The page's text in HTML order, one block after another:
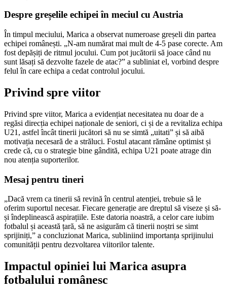
Despre greșelile echipei în meciul cu Austria
În timpul meciului, Marica a observat numeroase greșeli din partea
echipei românești. „N-am numărat mai mult de 4-5 pase corecte. Am
fost depășiți de ritmul jocului. Cum pot jucătorii să joace când nu
sunt lăsați să dezvolte fazele de atac?” a subliniat el, vorbind despre
felul în care echipa a cedat controlul jocului.
Privind spre viitor
Privind spre viitor, Marica a evidențiat necesitatea nu doar de a
regăsi direcția echipei naționale de seniori, ci și de a revitaliza echipa
U21, astfel încât tinerii jucători să nu se simtă „uitati” și să aibă
motivația necesară de a străluci. Fostul atacant rămâne optimist și
crede că, cu o strategie bine gândită, echipa U21 poate atrage din
nou atenția suporterilor.
Mesaj pentru tineri
„Dacă vrem ca tinerii să revină în centrul atenției, trebuie să le
oferim suportul necesar. Fiecare generație are dreptul să viseze și să-
și îndeplinească aspirațiile. Este datoria noastră, a celor care iubim
fotbalul și această țară, să ne asigurăm că tinerii noștri se simt
sprijiniți,” a concluzionat Marica, subliniind importanța sprijinului
comunității pentru dezvoltarea viitorilor talente.
Impactul opiniei lui Marica asupra
fotbalului românesc